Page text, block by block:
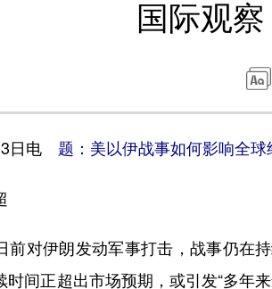
国际观
日电 题：美以伊战事如何影响全球
对伊朗发动军事打击，战事仍在持
时间正超出市场预期，或引发“多年